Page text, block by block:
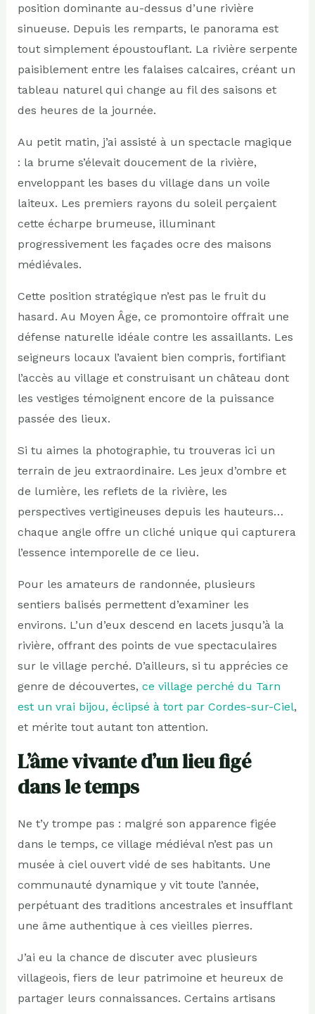
position dominante au-dessus d’une rivière
sinueuse. Depuis les remparts, le panorama est
tout simplement époustouflant. La rivière serpente
paisiblement entre les falaises calcaires, créant un
tableau naturel qui change au fil des saisons et
des heures de la journée.
Au petit matin, j’ai assisté à un spectacle magique
: la brume s’élevait doucement de la rivière,
enveloppant les bases du village dans un voile
laiteux. Les premiers rayons du soleil perçaient
cette écharpe brumeuse, illuminant
progressivement les façades ocre des maisons
médiévales.
Cette position stratégique n’est pas le fruit du
hasard. Au Moyen Âge, ce promontoire offrait une
défense naturelle idéale contre les assaillants. Les
seigneurs locaux l’avaient bien compris, fortifiant
l’accès au village et construisant un château dont
les vestiges témoignent encore de la puissance
passée des lieux.
Si tu aimes la photographie, tu trouveras ici un
terrain de jeu extraordinaire. Les jeux d’ombre et
de lumière, les reflets de la rivière, les
perspectives vertigineuses depuis les hauteurs…
chaque angle offre un cliché unique qui capturera
l’essence intemporelle de ce lieu.
Pour les amateurs de randonnée, plusieurs
sentiers balisés permettent d’examiner les
environs. L’un d’eux descend en lacets jusqu’à la
rivière, offrant des points de vue spectaculaires
sur le village perché. D’ailleurs, si tu apprécies ce
genre de découvertes, ce village perché du Tarn
est un vrai bijou, éclipsé à tort par Cordes-sur-Ciel,
et mérite tout autant ton attention.
L’âme vivante d’un lieu figé
dans le temps
Ne t’y trompe pas : malgré son apparence figée
dans le temps, ce village médiéval n’est pas un
musée à ciel ouvert vidé de ses habitants. Une
communauté dynamique y vit toute l’année,
perpétuant des traditions ancestrales et insufflant
une âme authentique à ces vieilles pierres.
J’ai eu la chance de discuter avec plusieurs
villageois, fiers de leur patrimoine et heureux de
partager leurs connaissances. Certains artisans